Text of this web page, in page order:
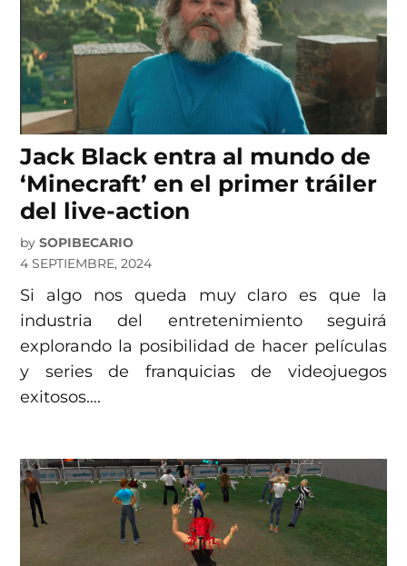
Jack Black entra al mundo de
‘Minecraft’ en el primer tráiler
del live-action
by SOPIBECARIO
4 SEPTIEMBRE, 2024
Si algo nos queda muy claro es que la
industria del entretenimiento seguirá
explorando la posibilidad de hacer películas
y series de franquicias de videojuegos
exitosos….